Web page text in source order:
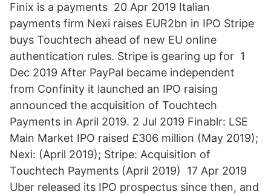
Finix is a payments 20 Apr 2019 Italian
payments firm Nexi raises EUR2bn in IPO Stripe
buys Touchtech ahead of new EU online
authentication rules. Stripe is gearing up for 1
Dec 2019 After PayPal became independent
from Confinity it launched an IPO raising
announced the acquisition of Touchtech
Payments in April 2019. 2 Jul 2019 Finablr: LSE
Main Market IPO raised £306 million (May 2019);
Nexi: (April 2019); Stripe: Acquisition of
Touchtech Payments (April 2019) 17 Apr 2019
Uber released its IPO prospectus since then, and